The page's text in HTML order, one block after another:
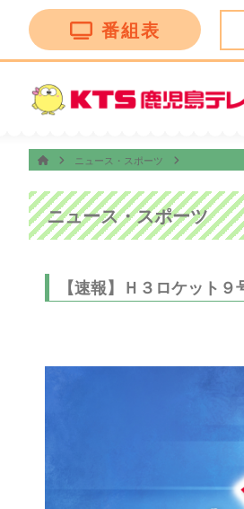
番組表
14:50 ぽよチャンネル
ニュース・スポーツ
ニュース・スポーツ
【速報】Ｈ３ロケット